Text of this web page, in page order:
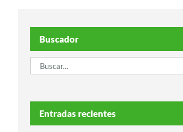
Buscador
Buscar:
Entradas recientes